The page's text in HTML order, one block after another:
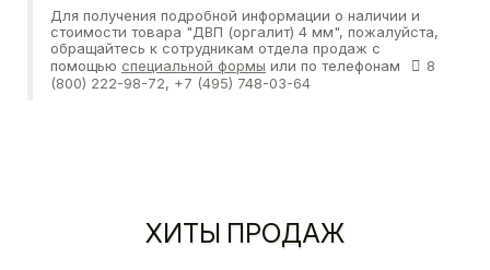
Для получения подробной информации о наличии и
стоимости товара "ДВП (оргалит) 4 мм", пожалуйста,
обращайтесь к сотрудникам отдела продаж с
помощью специальной формы или по телефонам
8
(800) 222-98-72, +7 (495) 748-03-64
ХИТЫ ПРОДАЖ